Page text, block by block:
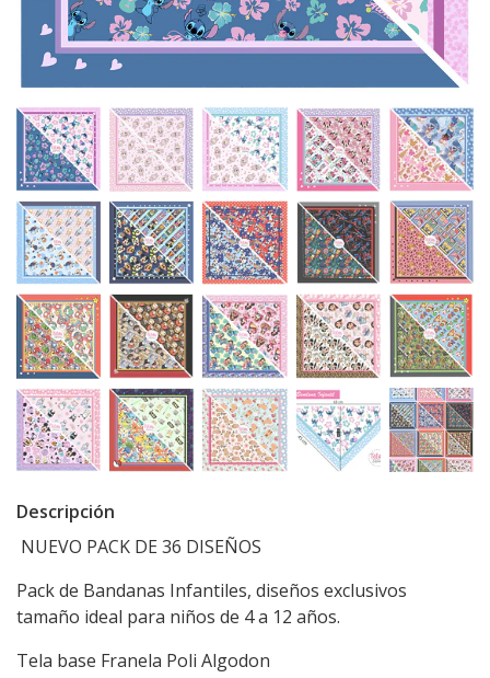
Descripción
NUEVO PACK DE 36 DISEÑOS
Pack de Bandanas Infantiles, diseños exclusivos
tamaño ideal para niños de 4 a 12 años.
Tela base Franela Poli Algodon